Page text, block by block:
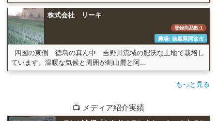
株式会社 リーキ
登録商品数:1
農場: 徳島県阿波市
四国の東側 徳島の真ん中 吉野川流域の肥沃な土地で栽培し
ています。温暖な気候と周囲が剣山麓と阿...
もっと見る
📺 メディア紹介実績